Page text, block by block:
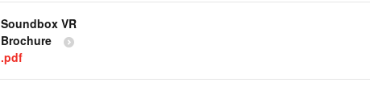
Soundbox VR
Brochure
.pdf